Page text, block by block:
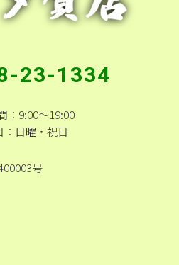
23-1334
：9:00～19:00
：日曜・祝日
号